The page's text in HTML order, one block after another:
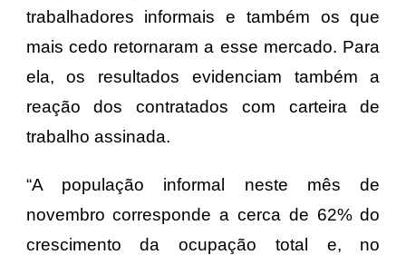
trabalhadores informais e também os que
mais cedo retornaram a esse mercado. Para
ela, os resultados evidenciam também a
reação dos contratados com carteira de
trabalho assinada.
“A população informal neste mês de
novembro corresponde a cerca de 62% do
crescimento da ocupação total e, no